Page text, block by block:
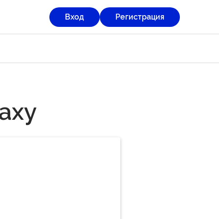
Вход Регистрация